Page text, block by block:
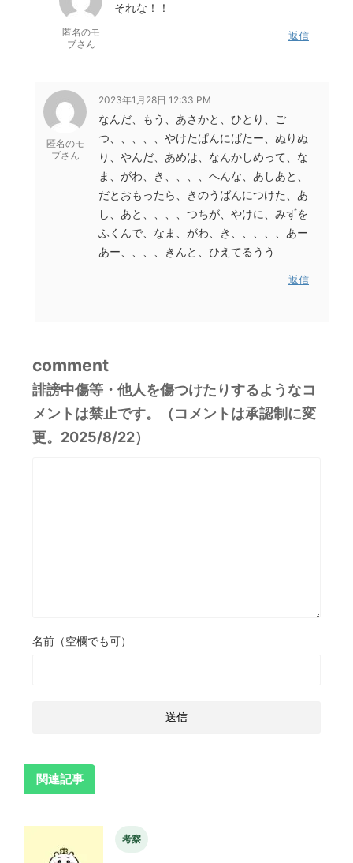
匿名のモ
ブさん
それな！！
返信
匿名のモ
ブさん
2023年1月28日 12:33 PM
なんだ、もう、あさかと、ひとり、ご
つ、、、、、やけたぱんにばたー、ぬりぬ
り、やんだ、あめは、なんかしめって、な
ま、がわ、き、、、、へんな、あしあと、
だとおもったら、きのうばんにつけた、あ
し、あと、、、、つちが、やけに、みずを
ふくんで、なま、がわ、き、、、、、あー
あー、、、、きんと、ひえてるうう
返信
comment
誹謗中傷等・他人を傷つけたりするようなコ
メントは禁止です。（コメントは承認制に変
更。2025/8/22）
名前（空欄でも可）
関連記事
考察